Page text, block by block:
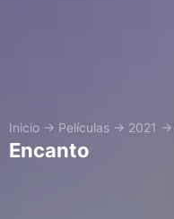
Inicio → Películas → 2021 →
Encanto